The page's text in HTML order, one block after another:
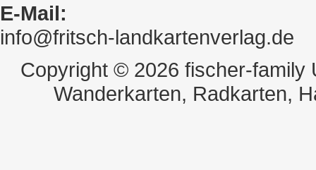
E-Mail:
info@fritsch-landkartenverlag.de
Copyright © 2026 fischer-family
Wanderkarten, Radkarten,